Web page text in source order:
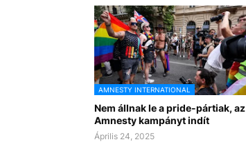
AMNESTY INTERNATIONAL
Nem állnak le a pride-pártiak, az
Amnesty kampányt indít
Április 24, 2025